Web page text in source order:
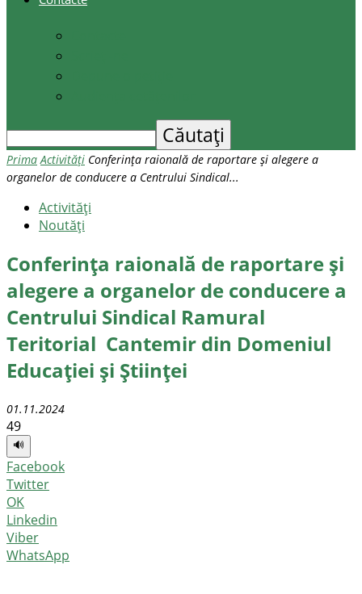
Prima Activități Conferința raională de raportare și alegere a
organelor de conducere a Centrului Sindical...
Activități
Noutăţi
Conferința raională de raportare și
alegere a organelor de conducere a
Centrului Sindical Ramural
Teritorial Cantemir din Domeniul
Educației și Științei
01.11.2024
49
🔊
Facebook
Twitter
OK
Linkedin
Viber
WhatsApp